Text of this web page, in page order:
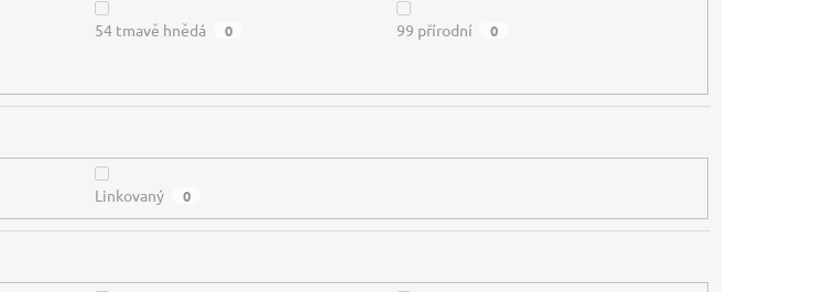
54 tmavě hnědá 0 99 přírodní 0
Linkovaný 0